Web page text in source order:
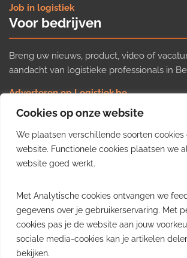
Cookies op onze website
We plaatsen verschillende soorten cookies
website. Functionele cookies plaatsen we
website goed werkt.
Met Analytische cookies ontvangen we
gegevens over je gebruikerservaring. Met
cookies pas je de website aan jouw
sociale media-cookies kan je artikelen
bekijken.
Job in logistiek
Voor bedrijven
Breng uw nieuws, product, video of
aandacht van logistieke professionals in
Adverteren op Logistiek.be
Nieuws insturen
Uw video op Logistiek.TV
Job plaatsen
Gratis wekelijkse update
inzichten uit de Belgische logistieke sector
Ontvang je gratis
wekelijkse update